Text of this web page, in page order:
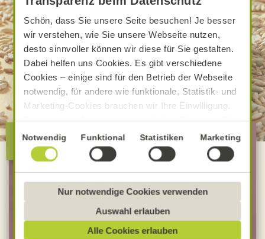
Schön, dass Sie unsere Seite besuchen! Je besser
wir verstehen, wie Sie unsere Webseite nutzen,
desto sinnvoller können wir diese für Sie gestalten.
Dabei helfen uns Cookies. Es gibt verschiedene
Cookies – einige sind für den Betrieb der Webseite
notwendig, für andere wie funktionale, Statistik- und
Marketing-Cookies brauchen wir Ihre Einwilligung.
Das optimale Nutzererlebnis erhalten Sie, wenn Sie
„Alle Cookies erlauben“ anklicken. Ihre Einwilligung
umfasst in diesem Fall auch den Einsatz von
Dienstleistern in Drittländern, die kein mit der EU
Sofern personenbezogene Daten dorthin übermittelt
werden, besteht das Risiko, dass diese erfasst und
analysiert werden und Betroffenenrechte nicht
durchgesetzt werden könnten. Sie können jederzeit
Einwilligungsauswahl
Notwendig Funktional Statistiken Marketing
Alle Cookies erlauben
Auswahl erlauben
Nur notwendige Cookies verwenden
Die besondere Alnatura
Qualität
100 % Bio-Lebensmittel
Bevorzugt Bio-Verbandsware
unabhängig geprüfte Rezepturen